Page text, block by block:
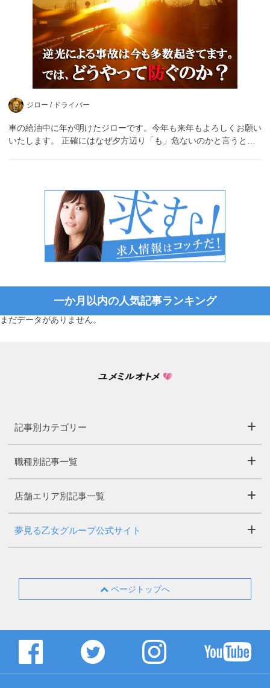
ジロー / ドライバー
車の給油中に年が明けたジローです。今年も来年もよろしくお願い
いたします。 正確にはなぜ夕方辺り「も」危ないのかと言うと…
一か月以内の人気記事ランキング
まだデータがありません。
記事別カテゴリー
職種別記事一覧
店舗エリア別記事一覧
夢見る乙女グループ公式サイト
ページトップへ